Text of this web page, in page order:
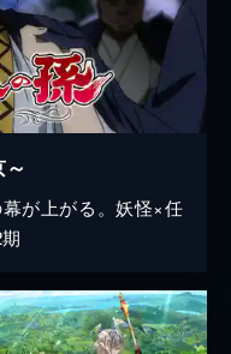
が上がる。妖怪×任